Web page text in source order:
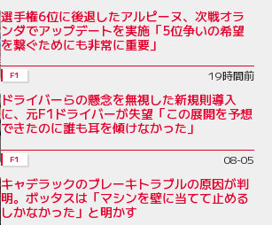
選手権6位に後退したアルピーヌ、次戦オラ
ンダでアップデートを実施「5位争いの希望
を繋ぐためにも非常に重要」
F1 19時間前
ドライバーらの懸念を無視した新規則導入
に、元F1ドライバーが失望「この展開を予想
できたのに誰も耳を傾けなかった」
F1 08-05
キャデラックのブレーキトラブルの原因が判
明。ボッタスは「マシンを壁に当てて止める
しかなかった」と明かす